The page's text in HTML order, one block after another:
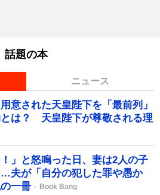
話題の本
ニュース
意された天皇陛下を「最前列」
は？ 天皇陛下が尊敬される理
！」と怒鳴った日、妻は2人の子
夫が「自分の犯した罪や愚か
一冊
Book Bang